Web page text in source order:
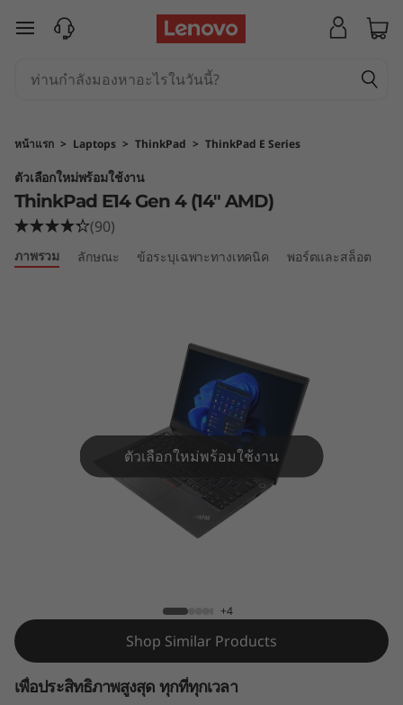
T
n
k
P
a
1
4
ข้ามไปที่เนื้อหาหลัก
หน้าแรก > Laptops > ThinkPad > ThinkPad E Series
ตัวเลือกใหม่พร้อมใช้งาน
ThinkPad E14 Gen 4 (14" AMD)
(90)
ภาพรวม ลักษณะ ข้อระบุเฉพาะทางเทคนิค พอร์ตและสล็อต
ตัวเลือกใหม่พร้อมใช้งาน
+4
Shop Similar Products
เพื่อประสิทธิภาพสูงสุด ทุกที่ทุกเวลา